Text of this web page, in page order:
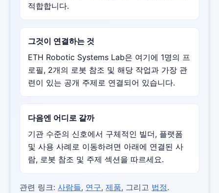
적합합니다.
그것이 연결하는 것
ETH Robotic Systems Lab은 여기에 1명의 프
로필, 2개의 로봇 참조 및 해당 작업과 가장 관
련이 있는 공개 주제로 연결되어 있습니다.
다음엔 어디로 갈까
기관 수준의 신호에서 구체적인 빌더, 플랫폼
및 사용 사례로 이동하려면 아래에 연결된 사
람, 로봇 참조 및 주제 섹션을 따르세요.
관련 링크:사람들, 연구,제품, 그리고 법정.